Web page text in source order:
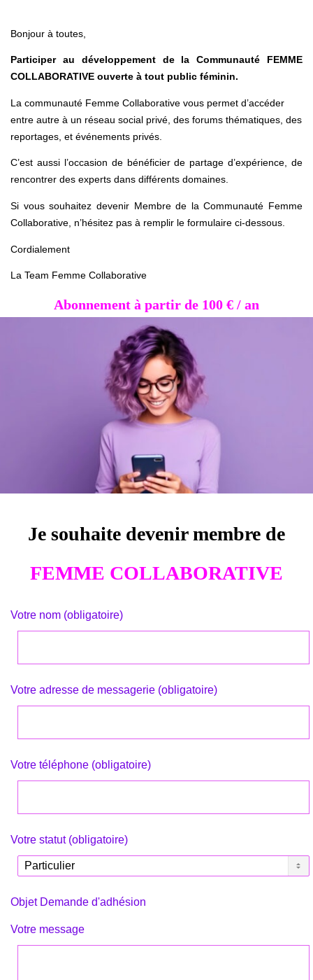
Bonjour à toutes,
Participer au développement de la Communauté FEMME
COLLABORATIVE ouverte à tout public féminin.
La communauté Femme Collaborative vous permet d’accéder
entre autre à un réseau social privé, des forums thématiques, des
reportages, et événements privés.
C’est aussi l’occasion de bénéficier de partage d’expérience, de
rencontrer des experts dans différents domaines.
Si vous souhaitez devenir Membre de la Communauté Femme
Collaborative, n’hésitez pas à remplir le formulaire ci-dessous.
Cordialement
La Team Femme Collaborative
Abonnement à partir de 100 € / an
Je souhaite devenir membre de
FEMME COLLABORATIVE
Votre nom (obligatoire)
Votre adresse de messagerie (obligatoire)
Votre téléphone (obligatoire)
Votre statut (obligatoire)
Objet Demande d'adhésion
Votre message